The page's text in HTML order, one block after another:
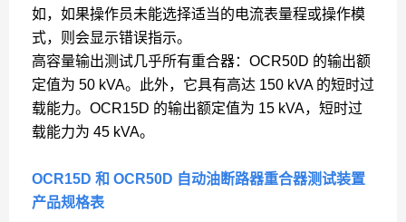
如，如果操作员未能选择适当的电流表量程或操作模
式，则会显示错误指示。
高容量输出测试几乎所有重合器：OCR50D 的输出额
定值为 50 kVA。此外，它具有高达 150 kVA 的短时过
载能力。OCR15D 的输出额定值为 15 kVA，短时过
载能力为 45 kVA。
OCR15D 和 OCR50D 自动油断路器重合器测试装置
产品规格表